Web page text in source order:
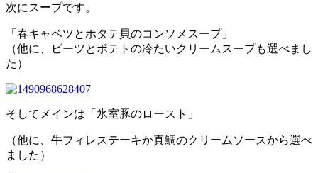
次にスープです。
「春キャベツとホタテ貝のコンソメスープ」
（他に、ビーツとポテトの冷たいクリームスープも選べまし
た）
そしてメインは「氷室豚のロースト」
（他に、牛フィレステーキか真鯛のクリームソースから選べ
ました）